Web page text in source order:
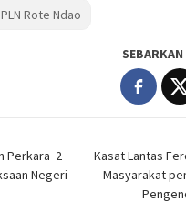
Rote Ndao
SEBARKAN
Perkara 2
Negeri
Kasat Lantas
Masyarakat